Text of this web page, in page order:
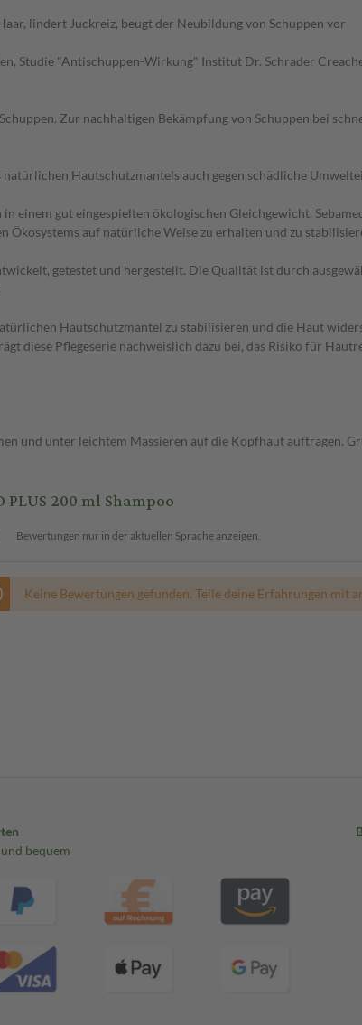
lindert Juckreiz, beugt der Neubildung von Schuppen vor
Studie "Antischuppen-Wirkung" Institut Dr. Schrader
Zur nachhaltigen Bekämpfung von Schuppen bei
Hautschutzmantels auch gegen schädliche
einem gut eingespielten ökologischen Gleichgewicht.
auf natürliche Weise zu erhalten und zu
getestet und hergestellt. Die Qualität ist durch
Hautschutzmantel zu stabilisieren und die Haut
diese Pflegeserie nachweislich dazu bei, das Risiko für
und unter leichtem Massieren auf die Kopfhaut auftragen.
200 ml Shampoo
Bewertungen nur in der aktuellen Sprache anzeigen.
Keine Bewertungen gefunden. Teile deine Erfahrungen mit
bequem